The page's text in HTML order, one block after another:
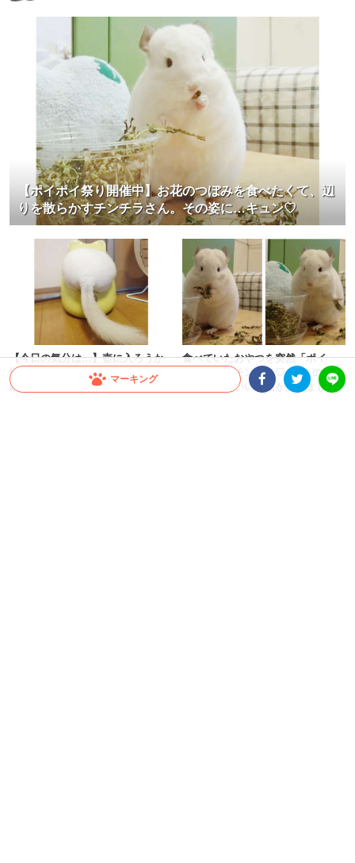
マーキング
【ポイポイ祭り開催中】お花のつぼみを食べたくて、辺
りを散らかすチンチラさん。その姿に…キュン♡
【今日の気分は…】壺に入ろうか
悩みに悩むチンチラさん。優柔不
断な背中が最高に可愛いかった♡
食べていたおやつを突然「ポイ
ッ」とするチンチラ♡ → この行動
には、かわいい理由がありました♪